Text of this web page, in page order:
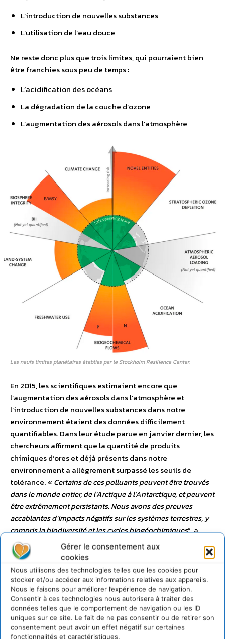
Gérer le consentement aux
cookies
Nous utilisons des technologies telles que les cookies pour
stocker et/ou accéder aux informations relatives aux appareils.
Nous le faisons pour améliorer l’expérience de navigation.
Consentir à ces technologies nous autorisera à traiter des
données telles que le comportement de navigation ou les ID
uniques sur ce site. Le fait de ne pas consentir ou de retirer son
consentement peut avoir un effet négatif sur certaines
fonctionnalités et caractéristiques.
L’introduction de nouvelles substances
L’utilisation de l’eau douce
Ne reste donc plus que trois limites, qui pourraient bien
être franchies sous peu de temps :
L’acidification des océans
La dégradation de la couche d’ozone
L’augmentation des aérosols dans l’atmosphère
Les neufs limites planétaires établies par le Stockholm Resilience Center.
En 2015, les scientifiques estimaient encore que
l’augmentation des aérosols dans l’atmosphère et
l’introduction de nouvelles substances dans notre
environnement étaient des données difficilement
quantifiables. Dans leur étude parue en janvier dernier, les
chercheurs affirment que la quantité de produits
chimiques d’ores et déjà présents dans notre
environnement a allégrement surpassé les seuils de
tolérance. « Certains de ces polluants peuvent être trouvés
dans le monde entier, de l’Arctique à l’Antarctique, et peuvent
être extrêmement persistants. Nous avons des preuves
accablantes d’impacts négatifs sur les systèmes terrestres, y
compris la biodiversité et les cycles biogéochimiques”, a
assuré
Carney Almroth, l’un des co-auteurs de l’étude. On
considère ainsi qu’à l’heure actuelle, la masse totale de
plastiques sur la planète représente plus du double de la
masse de tous les mammifères vivants… or environ 80 % de
la quantité de plastiques produits restent dans
l’environnement. Le volume de substances chimiques
disséminées dans la nature est d’ailleurs devenu si
important que les scientifiques ne sont plus en mesure de